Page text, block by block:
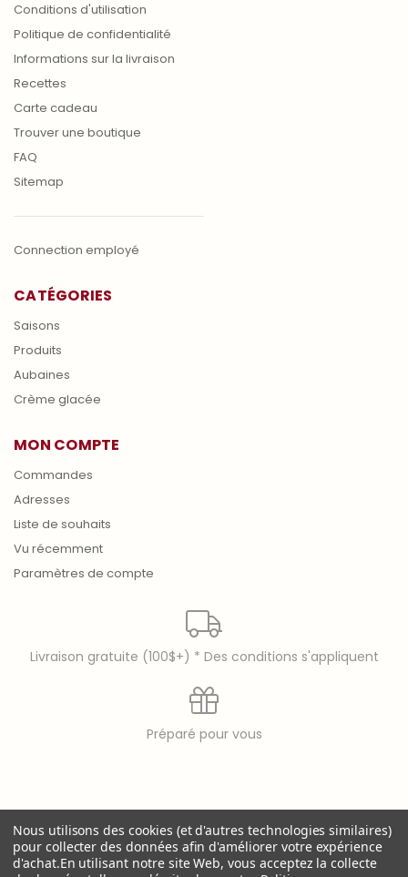
Conditions d'utilisation
Politique de confidentialité
Informations sur la livraison
Recettes
Carte cadeau
Trouver une boutique
FAQ
Sitemap
Connection employé
CATÉGORIES
Saisons
Produits
Aubaines
Crème glacée
MON COMPTE
Commandes
Adresses
Liste de souhaits
Vu récemment
Paramètres de compte
Livraison gratuite (100$+) * Des conditions s'appliquent
Préparé pour vous
Laura Secord is a registered trademark of 9397-8914
Québec Inc..
Nous utilisons des cookies (et d'autres technologies similaires)
pour collecter des données afin d'améliorer votre expérience
d'achat.En utilisant notre site Web, vous acceptez la collecte